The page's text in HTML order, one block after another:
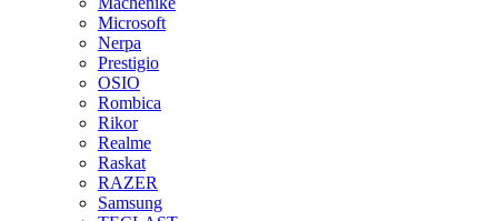
Microsoft
Nerpa
Prestigio
OSIO
Rombica
Rikor
Realme
Raskat
RAZER
Samsung